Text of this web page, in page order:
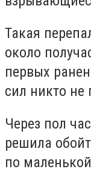
Такая
около
первых
сил никто не
Через пол
решила
по